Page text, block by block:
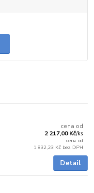
cena od
2 217,00 Kč/ks
cena od
1 832,23 Kč bez DPH
Detail